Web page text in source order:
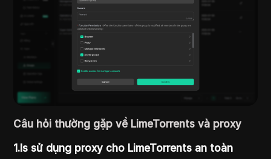
Câu hỏi thường gặp về LimeTorrents và proxy
1.Is sử dụng proxy cho LimeTorrents an toàn